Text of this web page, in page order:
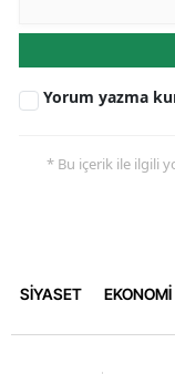
Yorum yazma
* Bu içerik ile ilgili
SİYASET EKONOMİ